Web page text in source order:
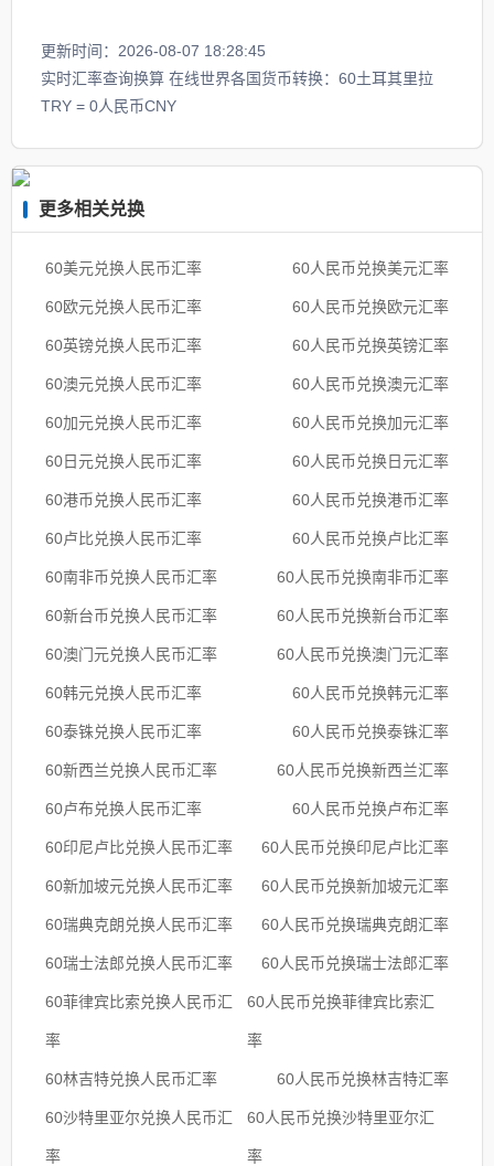
更新时间：2026-08-07 18:28:45
实时汇率查询换算 在线世界各国货币转换：60土耳其里拉
TRY = 0人民币CNY
更多相关兑换
60美元兑换人民币汇率 60人民币兑换美元汇率
60欧元兑换人民币汇率 60人民币兑换欧元汇率
60英镑兑换人民币汇率 60人民币兑换英镑汇率
60澳元兑换人民币汇率 60人民币兑换澳元汇率
60加元兑换人民币汇率 60人民币兑换加元汇率
60日元兑换人民币汇率 60人民币兑换日元汇率
60港币兑换人民币汇率 60人民币兑换港币汇率
60卢比兑换人民币汇率 60人民币兑换卢比汇率
60南非币兑换人民币汇率 60人民币兑换南非币汇率
60新台币兑换人民币汇率 60人民币兑换新台币汇率
60澳门元兑换人民币汇率 60人民币兑换澳门元汇率
60韩元兑换人民币汇率 60人民币兑换韩元汇率
60泰铢兑换人民币汇率 60人民币兑换泰铢汇率
60新西兰兑换人民币汇率 60人民币兑换新西兰汇率
60卢布兑换人民币汇率 60人民币兑换卢布汇率
60印尼卢比兑换人民币汇率 60人民币兑换印尼卢比汇率
60新加坡元兑换人民币汇率 60人民币兑换新加坡元汇率
60瑞典克朗兑换人民币汇率 60人民币兑换瑞典克朗汇率
60瑞士法郎兑换人民币汇率 60人民币兑换瑞士法郎汇率
60菲律宾比索兑换人民币汇
率
60人民币兑换菲律宾比索汇
率
60林吉特兑换人民币汇率 60人民币兑换林吉特汇率
60沙特里亚尔兑换人民币汇
率
60人民币兑换沙特里亚尔汇
率